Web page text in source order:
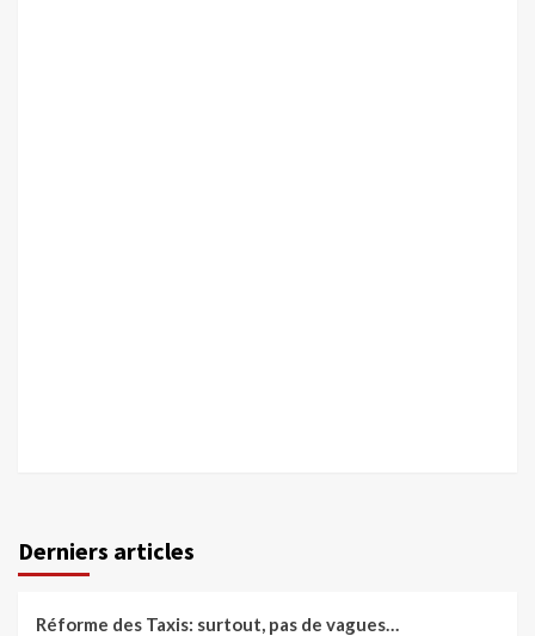
Derniers articles
Réforme des Taxis: surtout, pas de vagues…